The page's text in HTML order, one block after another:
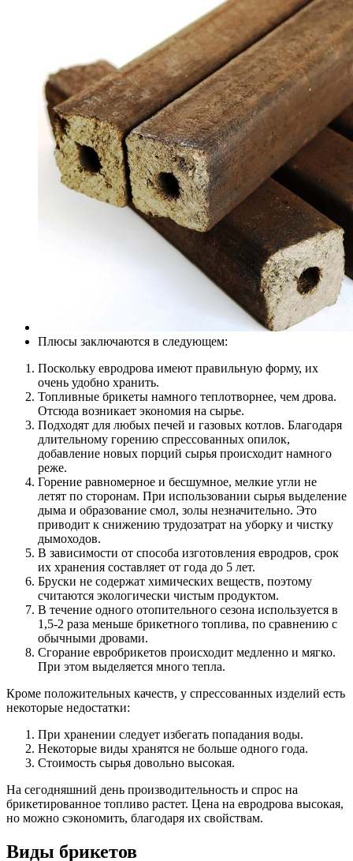
Плюсы заключаются в следующем:
Поскольку евродрова имеют правильную форму, их
очень удобно хранить.
Топливные брикеты намного теплотворнее, чем дрова.
Отсюда возникает экономия на сырье.
Подходят для любых печей и газовых котлов. Благодаря
длительному горению спрессованных опилок,
добавление новых порций сырья происходит намного
реже.
Горение равномерное и бесшумное, мелкие угли не
летят по сторонам. При использовании сырья выделение
дыма и образование смол, золы незначительно. Это
приводит к снижению трудозатрат на уборку и чистку
дымоходов.
В зависимости от способа изготовления евродров, срок
их хранения составляет от года до 5 лет.
Бруски не содержат химических веществ, поэтому
считаются экологически чистым продуктом.
В течение одного отопительного сезона используется в
1,5-2 раза меньше брикетного топлива, по сравнению с
обычными дровами.
Сгорание евробрикетов происходит медленно и мягко.
При этом выделяется много тепла.
Кроме положительных качеств, у спрессованных изделий есть
некоторые недостатки:
При хранении следует избегать попадания воды.
Некоторые виды хранятся не больше одного года.
Стоимость сырья довольно высокая.
На сегодняшний день производительность и спрос на
брикетированное топливо растет. Цена на евродрова высокая,
но можно сэкономить, благодаря их свойствам.
Виды брикетов